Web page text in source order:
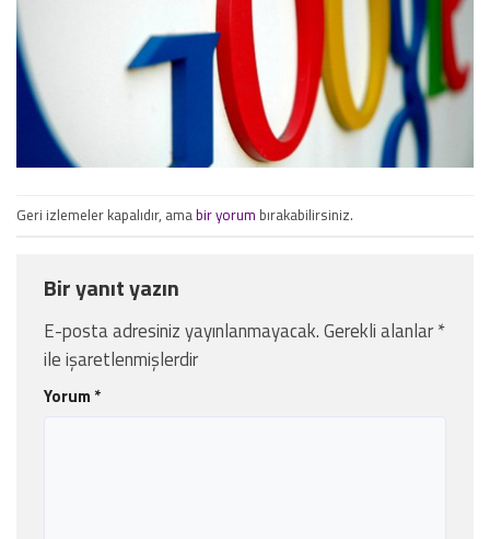
Geri izlemeler kapalıdır, amabir yorum bırakabilirsiniz.
Bir yanıt yazın
E-posta adresiniz yayınlanmayacak.Gerekli alanlar*
ile işaretlenmişlerdir
Yorum *